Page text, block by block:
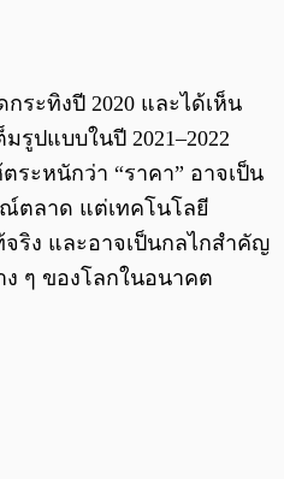
ระทิงปี 2020 และได้เห็น
รูปแบบในปี 2021–2022
ะหนักว่า “ราคา” อาจเป็น
ตลาด แต่เทคโนโลยี
จริง และอาจเป็นกลไกสำคัญ
ๆ ของโลกในอนาคต